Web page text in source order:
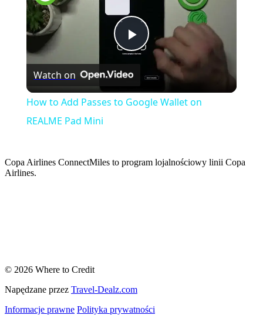
Play
Video
Watch on
How to Add Passes to Google Wallet on
REALME Pad Mini
Copa Airlines ConnectMiles to program lojalnościowy linii Copa
Airlines.
© 2026 Where to Credit
Napędzane przez Travel-Dealz.com
Informacje prawne Polityka prywatności